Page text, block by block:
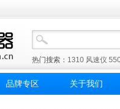
热门搜索： 1310 风速仪
品牌专区 关于我们